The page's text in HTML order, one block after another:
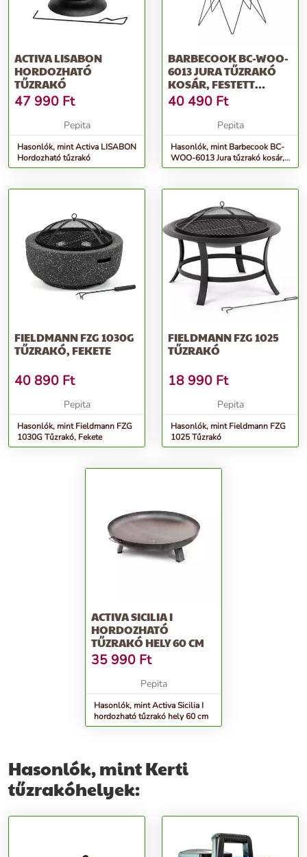
ACTIVA LISABON
HORDOZHATÓ
TŰZRAKÓ
47 990 Ft
Pepita
Hasonlók, mint Activa LISABON
Hordozható tűzrakó
BARBECOOK BC-WOO-
6013 JURA TŰZRAKÓ
KOSÁR, FESTETT
ACÉLLEMEZ,
60X60X75CM
40 490 Ft
Pepita
Hasonlók, mint Barbecook BC-
WOO-6013 Jura tűzrakó kosár,
festett acéllemez, 60x60x75cm
FIELDMANN FZG 1030G
TŰZRAKÓ, FEKETE
40 890 Ft
Pepita
Hasonlók, mint Fieldmann FZG
1030G Tűzrakó, Fekete
FIELDMANN FZG 1025
TŰZRAKÓ
18 990 Ft
Pepita
Hasonlók, mint Fieldmann FZG
1025 Tűzrakó
ACTIVA SICILIA I
HORDOZHATÓ
TŰZRAKÓ HELY 60 CM
35 990 Ft
Pepita
Hasonlók, mint Activa Sicilia I
hordozható tűzrakó hely 60 cm
Hasonlók, mint Kerti
tűzrakóhelyek: